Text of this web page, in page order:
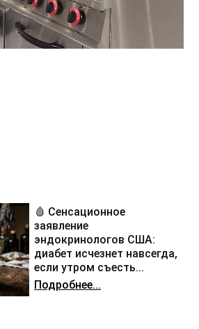
🩸 Сенсационное
заявление
эндокринологов США:
диабет исчезнет навсегда,
если утром съесть...
Подробнее...